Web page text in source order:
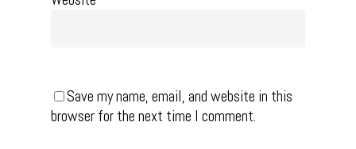
Save my name, email, and website in this
browser for the next time I comment.